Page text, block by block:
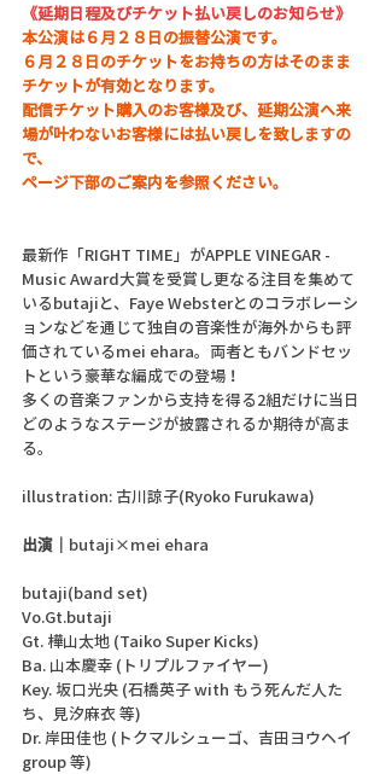
《延期日程及びチケット払い戻しのお知らせ》
本公演は６月２８日の振替公演です。
６月２８日のチケットをお持ちの方はそのまま
チケットが有効となります。
配信チケット購入のお客様及び、延期公演へ来
場が叶わないお客様には払い戻しを致しますの
で、
ページ下部のご案内を参照ください。
最新作「RIGHT TIME」がAPPLE VINEGAR -
Music Award大賞を受賞し更なる注目を集めて
いるbutajiと、Faye Websterとのコラボレーシ
ョンなどを通じて独自の音楽性が海外からも評
価されているmei ehara。両者ともバンドセッ
トという豪華な編成での登場！
多くの音楽ファンから支持を得る2組だけに当日
どのようなステージが披露されるか期待が高ま
る。
illustration: 古川諒子(Ryoko Furukawa)
出演｜ butaji×mei ehara
butaji(band set)
Vo.Gt.butaji
Gt. 樺山太地 (Taiko Super Kicks)
Ba. 山本慶幸 (トリプルファイヤー)
Key. 坂口光央 (石橋英子 with もう死んだ人た
ち、見汐麻衣 等)
Dr. 岸田佳也 (トクマルシューゴ、吉田ヨウヘイ
group 等)